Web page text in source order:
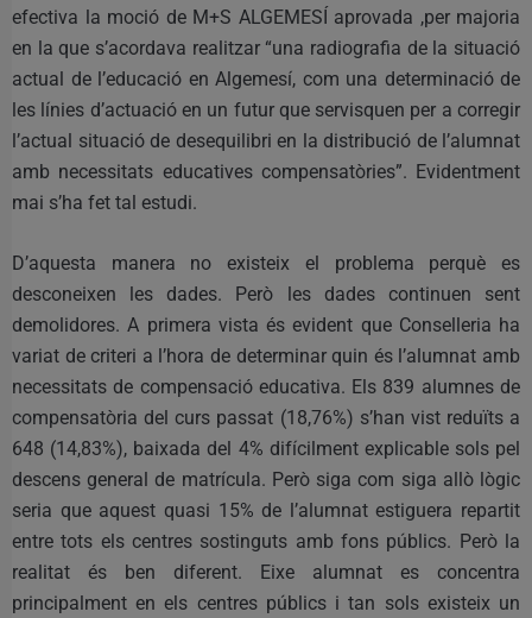
efectiva la moció de M+S ALGEMESÍ aprovada ,per majoria
en la que s’acordava realitzar “una radiografia de la situació
actual de l’educació en Algemesí, com una determinació de
les línies d’actuació en un futur que servisquen per a corregir
l’actual situació de desequilibri en la distribució de l’alumnat
amb necessitats educatives compensatòries”. Evidentment
mai s’ha fet tal estudi.
D’aquesta manera no existeix el problema perquè es
desconeixen les dades. Però les dades continuen sent
demolidores. A primera vista és evident que Conselleria ha
variat de criteri a l’hora de determinar quin és l’alumnat amb
necessitats de compensació educativa. Els 839 alumnes de
compensatòria del curs passat (18,76%) s’han vist reduïts a
648 (14,83%), baixada del 4% difícilment explicable sols pel
descens general de matrícula. Però siga com siga allò lògic
seria que aquest quasi 15% de l’alumnat estiguera repartit
entre tots els centres sostinguts amb fons públics. Però la
realitat és ben diferent. Eixe alumnat es concentra
principalment en els centres públics i tan sols existeix un